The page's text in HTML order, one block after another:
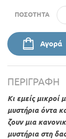
ΠΟΣΌΤΗΤΑ
Αγορά
ΠΕΡΙΓΡΑΦΉ
Κι εμείς
μυστήρια όντα
ζουν μια
μυστήρια στη